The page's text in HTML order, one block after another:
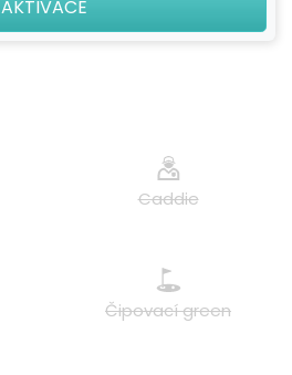
AKTIVACE
Caddie
Čipovací green